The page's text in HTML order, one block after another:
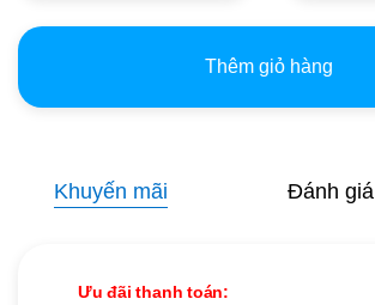
Thêm giỏ hàng
Khuyến mãi Đánh giá
Ưu đãi thanh toán: